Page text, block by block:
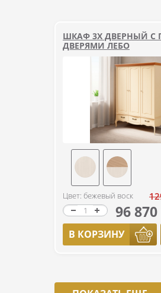
ШКАФ 3Х ДВЕРНЫЙ С
ДВЕРЯМИ ЛЕБО
Цвет: бежевый воск
96
В КОРЗИНУ